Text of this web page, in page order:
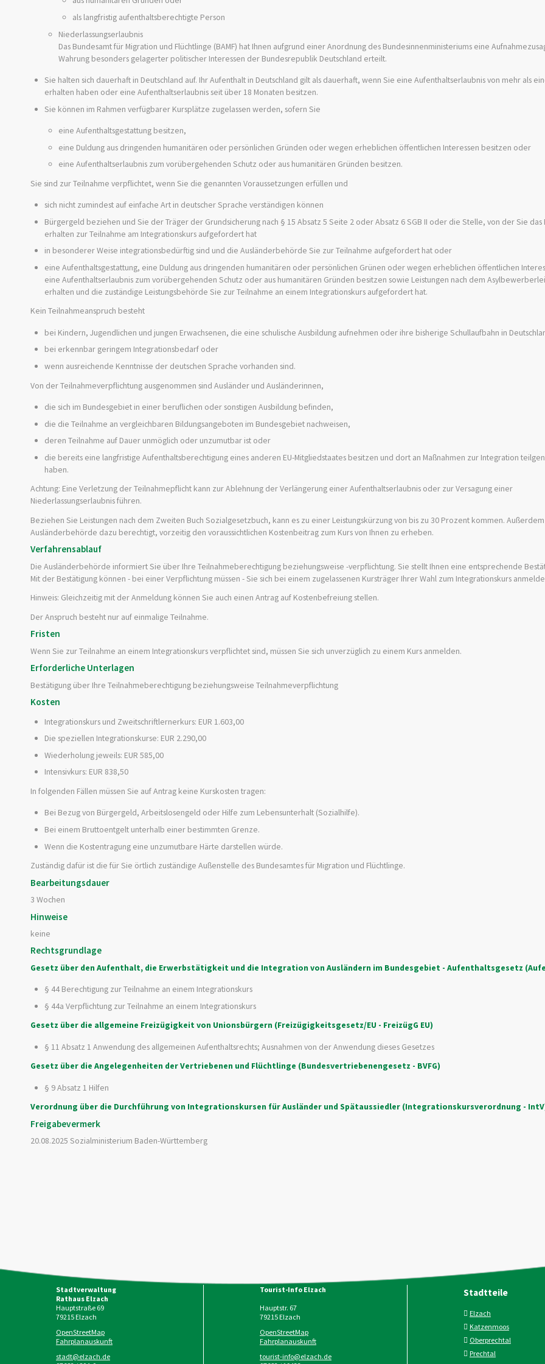
als langfristig aufenthaltsberechtigte Person
Niederlassungserlaubnis
Das Bundesamt für Migration und Flüchtlinge (BAMF) hat Ihnen aufgrund einer Anordnung des Bundesinnenministeriums eine
Wahrung besonders gelagerter politischer Interessen der Bundesrepublik Deutschland erteilt.
Sie halten sich dauerhaft in Deutschland auf. Ihr Aufenthalt in Deutschland gilt als dauerhaft, wenn Sie eine Aufenthaltserlaubnis von mehr als
erhalten haben oder eine Aufenthaltserlaubnis seit über 18 Monaten besitzen.
Sie können im Rahmen verfügbarer Kursplätze zugelassen werden, sofern Sie
eine Aufenthaltsgestattung besitzen,
eine Duldung aus dringenden humanitären oder persönlichen Gründen oder wegen erheblichen öffentlichen Interessen besitzen oder
eine Aufenthaltserlaubnis zum vorübergehenden Schutz oder aus humanitären Gründen besitzen.
Sie sind zur Teilnahme verpflichtet, wenn Sie die genannten Voraussetzungen erfüllen und
sich nicht zumindest auf einfache Art in deutscher Sprache verständigen können
Bürgergeld beziehen und Sie der Träger der Grundsicherung nach § 15 Absatz 5 Seite 2 oder Absatz 6 SGB II oder die Stelle, von der Sie das
erhalten zur Teilnahme am Integrationskurs aufgefordert hat
in besonderer Weise integrationsbedürftig sind und die Ausländerbehörde Sie zur Teilnahme aufgefordert hat oder
eine Aufenthaltsgestattung, eine Duldung aus dringenden humanitären oder persönlichen Grünen oder wegen erheblichen öffentlichen
eine Aufenthaltserlaubnis zum vorübergehenden Schutz oder aus humanitären Gründen besitzen sowie Leistungen nach dem
erhalten und die zuständige Leistungsbehörde Sie zur Teilnahme an einem Integrationskurs aufgefordert hat.
Kein Teilnahmeanspruch besteht
bei Kindern, Jugendlichen und jungen Erwachsenen, die eine schulische Ausbildung aufnehmen oder ihre bisherige Schullaufbahn in
bei erkennbar geringem Integrationsbedarf oder
wenn ausreichende Kenntnisse der deutschen Sprache vorhanden sind.
Von der Teilnahmeverpflichtung ausgenommen sind Ausländer und Ausländerinnen,
die sich im Bundesgebiet in einer beruflichen oder sonstigen Ausbildung befinden,
die die Teilnahme an vergleichbaren Bildungsangeboten im Bundesgebiet nachweisen,
deren Teilnahme auf Dauer unmöglich oder unzumutbar ist oder
die bereits eine langfristige Aufenthaltsberechtigung eines anderen EU-Mitgliedstaates besitzen und dort an Maßnahmen zur Integration
haben.
Achtung: Eine Verletzung der Teilnahmepflicht kann zur Ablehnung der Verlängerung einer Aufenthaltserlaubnis oder zur Versagung einer
Niederlassungserlaubnis führen.
Beziehen Sie Leistungen nach dem Zweiten Buch Sozialgesetzbuch, kann es zu einer Leistungskürzung von bis zu 30 Prozent kommen.
Ausländerbehörde dazu berechtigt, vorzeitig den voraussichtlichen Kostenbeitrag zum Kurs von Ihnen zu erheben.
Verfahrensablauf
Die Ausländerbehörde informiert Sie über Ihre Teilnahmeberechtigung beziehungsweise -verpflichtung. Sie stellt Ihnen eine entsprechende
Mit der Bestätigung können - bei einer Verpflichtung müssen - Sie sich bei einem zugelassenen Kursträger Ihrer Wahl zum Integrationskurs
Hinweis: Gleichzeitig mit der Anmeldung können Sie auch einen Antrag auf Kostenbefreiung stellen.
Der Anspruch besteht nur auf einmalige Teilnahme.
Fristen
Wenn Sie zur Teilnahme an einem Integrationskurs verpflichtet sind, müssen Sie sich unverzüglich zu einem Kurs anmelden.
Erforderliche Unterlagen
Bestätigung über Ihre Teilnahmeberechtigung beziehungsweise Teilnahmeverpflichtung
Kosten
Integrationskurs und Zweitschriftlernerkurs: EUR 1.603,00
Die speziellen Integrationskurse: EUR 2.290,00
Wiederholung jeweils: EUR 585,00
Intensivkurs: EUR 838,50
In folgenden Fällen müssen Sie auf Antrag keine Kurskosten tragen:
Bei Bezug von Bürgergeld, Arbeitslosengeld oder Hilfe zum Lebensunterhalt (Sozialhilfe).
Bei einem Bruttoentgelt unterhalb einer bestimmten Grenze.
Wenn die Kostentragung eine unzumutbare Härte darstellen würde.
Zuständig dafür ist die für Sie örtlich zuständige Außenstelle des Bundesamtes für Migration und Flüchtlinge.
Bearbeitungsdauer
3 Wochen
Hinweise
keine
Rechtsgrundlage
Gesetz über den Aufenthalt, die Erwerbstätigkeit und die Integration von Ausländern im Bundesgebiet - Aufenthaltsgesetz
§ 44 Berechtigung zur Teilnahme an einem Integrationskurs
§ 44a Verpflichtung zur Teilnahme an einem Integrationskurs
Gesetz über die allgemeine Freizügigkeit von Unionsbürgern (Freizügigkeitsgesetz/EU - FreizügG EU)
§ 11 Absatz 1 Anwendung des allgemeinen Aufenthaltsrechts; Ausnahmen von der Anwendung dieses Gesetzes
Gesetz über die Angelegenheiten der Vertriebenen und Flüchtlinge (Bundesvertriebenengesetz - BVFG)
§ 9 Absatz 1 Hilfen
Verordnung über die Durchführung von Integrationskursen für Ausländer und Spätaussiedler (Integrationskursverordnung -
Freigabevermerk
20.08.2025 Sozialministerium Baden-Württemberg
Stadtverwaltung
Rathaus Elzach
Hauptstraße 69
79215Elzach
OpenStreetMap
Fahrplanauskunft
stadt@elzach.de
Tourist-Info Elzach
Hauptstr. 67
79215Elzach
OpenStreetMap
Fahrplanauskunft
tourist-info@elzach.de
Stadtteile
Elzach
Katzenmoos
Oberprechtal
Prechtal